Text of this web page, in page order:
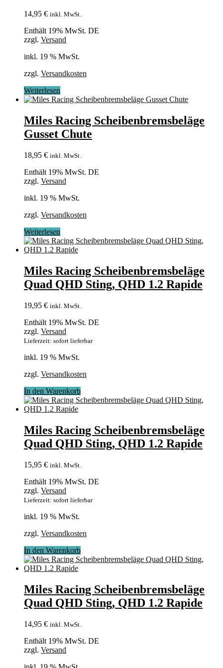
14,95 € inkl. MwSt.
Enthält 19% MwSt. DE
zzgl. Versand
inkl. 19 % MwSt.
zzgl. Versandkosten
Weiterlesen
Miles Racing Scheibenbremsbeläge
Gusset Chute
18,95 € inkl. MwSt.
Enthält 19% MwSt. DE
zzgl. Versand
inkl. 19 % MwSt.
zzgl. Versandkosten
Weiterlesen
Miles Racing Scheibenbremsbeläge
Quad QHD Sting, QHD 1.2 Rapide
19,95 € inkl. MwSt.
Enthält 19% MwSt. DE
zzgl. Versand
Lieferzeit: sofort lieferbar
inkl. 19 % MwSt.
zzgl. Versandkosten
In den Warenkorb
Miles Racing Scheibenbremsbeläge
Quad QHD Sting, QHD 1.2 Rapide
15,95 € inkl. MwSt.
Enthält 19% MwSt. DE
zzgl. Versand
Lieferzeit: sofort lieferbar
inkl. 19 % MwSt.
zzgl. Versandkosten
In den Warenkorb
Miles Racing Scheibenbremsbeläge
Quad QHD Sting, QHD 1.2 Rapide
14,95 € inkl. MwSt.
Enthält 19% MwSt. DE
zzgl. Versand